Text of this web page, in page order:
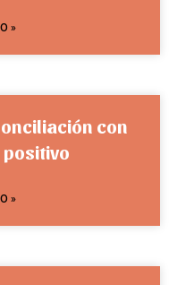
»
con
positivo
»